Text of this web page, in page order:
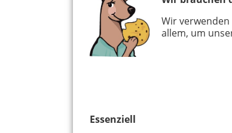
Wir
allem, um
Essenziell